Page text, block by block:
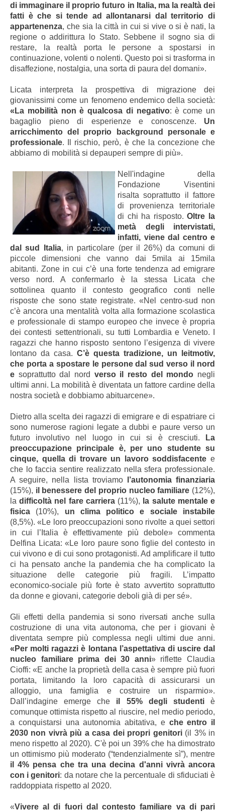
di immaginare il proprio futuro in Italia, ma la realtà dei
fatti è che si tende ad allontanarsi dal territorio di
appartenenza, che sia la città in cui si vive o si è nati, la
regione o addirittura lo Stato. Sebbene il sogno sia di
restare, la realtà porta le persone a spostarsi in
continuazione, volenti o nolenti. Questo poi si trasforma in
disaffezione, nostalgia, una sorta di paura del domani».
Licata interpreta la prospettiva di migrazione dei
giovanissimi come un fenomeno endemico della società:
«La mobilità non è qualcosa di negativo: è come un
bagaglio pieno di esperienze e conoscenze. Un
arricchimento del proprio background personale e
professionale. Il rischio, però, è che la concezione che
abbiamo di mobilità si depauperi sempre di più».
Nell'indagine della
Fondazione Visentini
risalta soprattutto il fattore
di provenienza territoriale
di chi ha risposto.Oltre la
metà degli intervistati,
infatti, viene dal centro e
dal sud Italia, in particolare (per il 26%) da comuni di
piccole dimensioni che vanno dai 5mila ai 15mila
abitanti. Zone in cui c’è una forte tendenza ad emigrare
verso nord. A confermarlo è la stessa Licata che
sottolinea quanto il contesto geografico conti nelle
risposte che sono state registrate. «Nel centro-sud non
c’è ancora una mentalità volta alla formazione scolastica
e professionale di stampo europeo che invece è propria
dei contesti settentrionali, su tutti Lombardia e Veneto. I
ragazzi che hanno risposto sentono l’esigenza di vivere
lontano da casa. C’è questa tradizione, un leitmotiv,
che porta a spostare le persone dal sud verso il nord
e soprattutto dal nord verso il resto del mondo negli
ultimi anni. La mobilità è diventata un fattore cardine della
nostra società e dobbiamo abituarcene».
Dietro alla scelta dei ragazzi di emigrare e di espatriare ci
sono numerose ragioni legate a dubbi e paure verso un
futuro involutivo nel luogo in cui si è cresciuti.
La
preoccupazione principale è, per uno studente su
cinque, quella di trovare un lavoro soddisfacente e
che lo faccia sentire realizzato nella sfera professionale.
A seguire, nella lista troviamo
l’autonomia finanziaria
(15%), il benessere del proprio nucleo familiare (12%),
ladifficoltà nel fare carriera(11%), la salute mentale e
fisica (10%), un clima politico e sociale instabile
(8,5%). «Le loro preoccupazioni sono rivolte a quei settori
in cui l’Italia è effettivamente più debole» commenta
Delfina Licata: «Le loro paure sono figlie del contesto in
cui vivono e di cui sono protagonisti. Ad amplificare il tutto
ci ha pensato anche la pandemia che ha complicato la
situazione delle categorie più fragili. L’impatto
economico-sociale più forte è stato avvertito soprattutto
da donne e giovani, categorie deboli già di per sé».
Gli effetti della pandemia si sono riversati anche sulla
costruzione di una vita autonoma, che per i giovani è
diventata sempre più complessa negli ultimi due anni.
«Per molti ragazzi è lontana l’aspettativa di uscire dal
nucleo familiare prima dei 30 anni» riflette Claudia
Cioffi: «E anche la proprietà della casa è sempre più fuori
portata, limitando la loro capacità di assicurarsi un
alloggio, una famiglia e costruire un risparmio».
Dall’indagine emerge che il 55% degli studentiè
comunque ottimista rispetto al riuscire, nel medio periodo,
a conquistarsi una autonomia abitativa, eche entro il
2030 non vivrà più a casa dei propri genitori(il 3% in
meno rispetto al 2020). C'è poi un 39% che ha dimostrato
un ottimismo più moderato (“tendenzialmente sì”), mentre
il 4% pensa che tra una decina d'anni vivrà ancora
con i genitori: da notare che la percentuale di sfiduciati è
raddoppiata rispetto al 2020.
«Vivere al di fuori dal contesto familiare va di pari